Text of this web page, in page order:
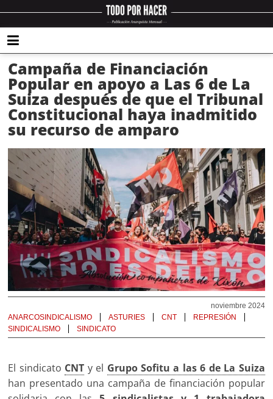
Campaña de Financiación
Popular en apoyo a Las 6 de La
Suiza después de que el Tribunal
Constitucional haya inadmitido
su recurso de amparo
noviembre 2024
ANARCOSINDICALISMO
ASTURIES CNT
REPRESIÓN
SINDICALISMO
SINDICATO
El sindicato CNT y el Grupo Sofitu a las 6 de La Suiza
han presentado una campaña de financiación popular